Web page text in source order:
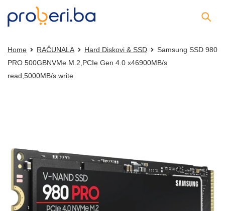
Home RAČUNALA Hard Diskovi & SSD
Samsung SSD 980
PRO 500GBNVMe M.2,PCIe Gen 4.0 x46900MB/s
read,5000MB/s write